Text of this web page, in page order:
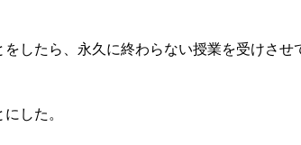
たら、永久に終わらない授業を受けさせ
した。